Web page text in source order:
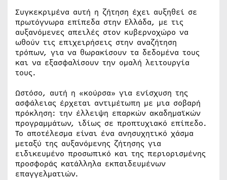
Συγκεκριμένα αυτή η ζήτηση έχει αυξηθεί σε
πρωτόγνωρα επίπεδα στην Ελλάδα, με τις
αυξανόμενες απειλές στον κυβερνοχώρο να
ωθούν τις επιχειρήσεις στην αναζήτηση
τρόπων, για να θωρακίσουν τα δεδομένα τους
και να εξασφαλίσουν την ομαλή λειτουργία
τους.
Ωστόσο, αυτή η «κούρσα» για ενίσχυση της
ασφάλειας έρχεται αντιμέτωπη με μια σοβαρή
πρόκληση: την έλλειψη επαρκών ακαδημαϊκών
προγραμμάτων, ιδίως σε προπτυχιακό επίπεδο.
Το αποτέλεσμα είναι ένα ανησυχητικό χάσμα
μεταξύ της αυξανόμενης ζήτησης για
ειδικευμένο προσωπικό και της περιορισμένης
προσφοράς κατάλληλα εκπαιδευμένων
επαγγελματιών.